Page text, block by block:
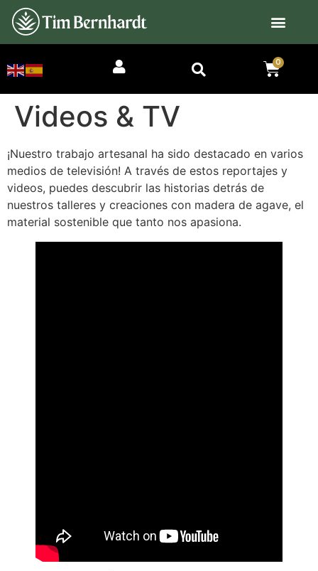
0
Videos & TV
¡Nuestro trabajo artesanal ha sido destacado en varios
medios de televisión! A través de estos reportajes y
videos, puedes descubrir las historias detrás de
nuestros talleres y creaciones con madera de agave, el
material sostenible que tanto nos apasiona.